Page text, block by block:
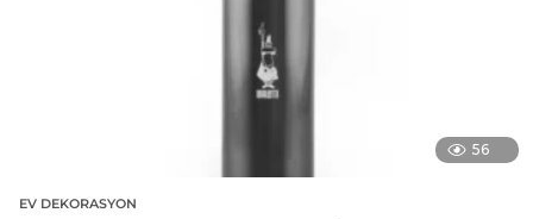
56
EV DEKORASYON